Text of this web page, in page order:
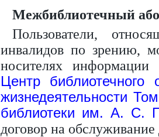
Межбиблиотечный
Пользователи,
инвалидов по зрению,
носителях информации
Центр
жизнедеятельности
библиотеки им. А. С.
договор на